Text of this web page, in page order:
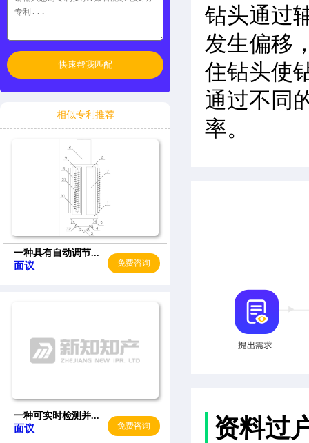
快速帮我匹配
相似专利推荐
一种具有自动调节...
面议 免费咨询
一种可实时检测并...
面议 免费咨询
钻头通过
发生偏移
住钻头使
通过不同
率。
资料过